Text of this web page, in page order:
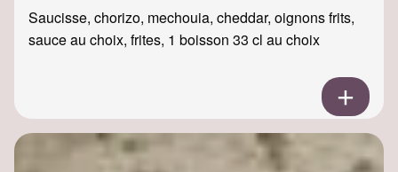
Saucisse, chorizo, mechouia, cheddar, oignons frits,
sauce au choix, frites, 1 boisson 33 cl au choix